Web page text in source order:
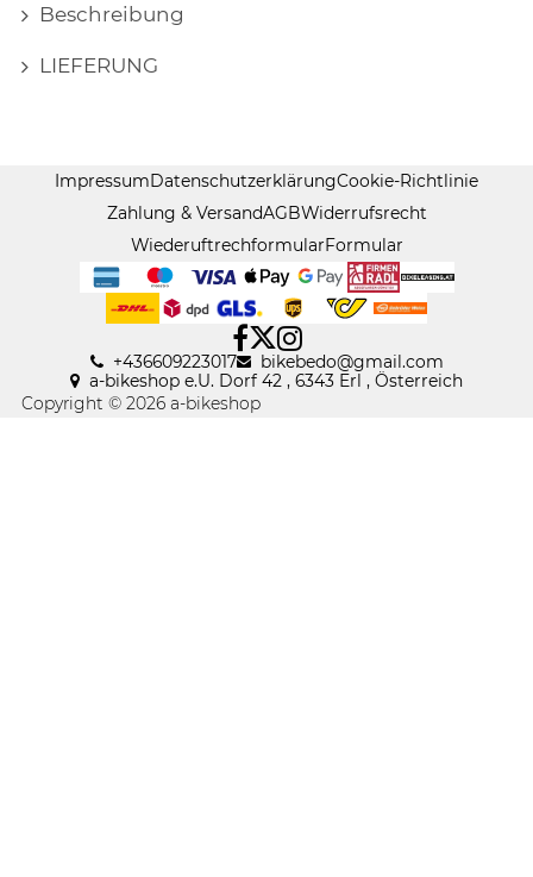
Beschreibung
LIEFERUNG
ImpressumDatenschutzerklärungCookie-Richtlinie
Zahlung & VersandAGBWiderrufsrecht
WiederuftrechformularFormular
+436609223017 bikebedo@gmail .com
a-bikeshop e.U. Dorf 42 , 6343 Erl , Österreich
Copyright © 2026 a-bikeshop